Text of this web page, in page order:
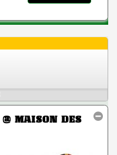
@ MAISON DES